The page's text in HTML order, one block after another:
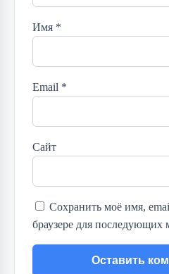
Имя *
Email *
Сайт
Сохранить моё имя,
браузере для последующих